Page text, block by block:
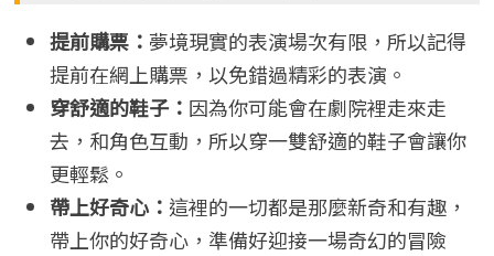
提前購票： 夢境現實的表演場次有限，所以記得
提前在網上購票，以免錯過精彩的表演。
穿舒適的鞋子： 因為你可能會在劇院裡走來走
去，和角色互動，所以穿一雙舒適的鞋子會讓你
更輕鬆。
帶上好奇心： 這裡的一切都是那麼新奇和有趣，
帶上你的好奇心，準備好迎接一場奇幻的冒險